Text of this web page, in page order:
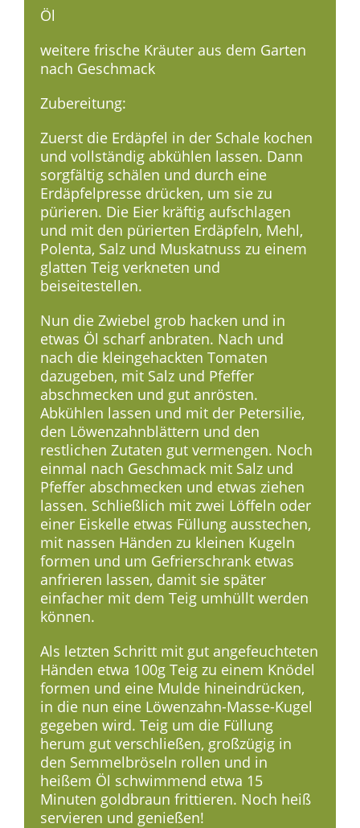
Öl
weitere frische Kräuter aus dem Garten
nach Geschmack
Zubereitung:
Zuerst die Erdäpfel in der Schale kochen
und vollständig abkühlen lassen. Dann
sorgfältig schälen und durch eine
Erdäpfelpresse drücken, um sie zu
pürieren. Die Eier kräftig aufschlagen
und mit den pürierten Erdäpfeln, Mehl,
Polenta, Salz und Muskatnuss zu einem
glatten Teig verkneten und
beiseitestellen.
Nun die Zwiebel grob hacken und in
etwas Öl scharf anbraten. Nach und
nach die kleingehackten Tomaten
dazugeben, mit Salz und Pfeffer
abschmecken und gut anrösten.
Abkühlen lassen und mit der Petersilie,
den Löwenzahnblättern und den
restlichen Zutaten gut vermengen. Noch
einmal nach Geschmack mit Salz und
Pfeffer abschmecken und etwas ziehen
lassen. Schließlich mit zwei Löffeln oder
einer Eiskelle etwas Füllung ausstechen,
mit nassen Händen zu kleinen Kugeln
formen und um Gefrierschrank etwas
anfrieren lassen, damit sie später
einfacher mit dem Teig umhüllt werden
können.
Als letzten Schritt mit gut angefeuchteten
Händen etwa 100g Teig zu einem Knödel
formen und eine Mulde hineindrücken,
in die nun eine Löwenzahn-Masse-Kugel
gegeben wird. Teig um die Füllung
herum gut verschließen, großzügig in
den Semmelbröseln rollen und in
heißem Öl schwimmend etwa 15
Minuten goldbraun frittieren. Noch heiß
servieren und genießen!